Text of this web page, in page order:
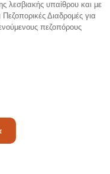
λεσβιακής υπαίθρου και με
Διαδρομές για
πεζοπόρους